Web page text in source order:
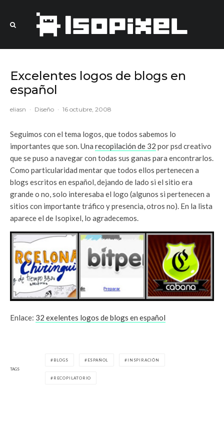
Excelentes logos de blogs en
español
eliasn · Diseño · 16 octubre, 2008
Seguimos con el tema logos, que todos sabemos lo
importantes que son. Una recopilación de 32 por psd creativo
que se puso a navegar con todas sus ganas para encontrarlos.
Como particularidad mentar que todos ellos pertenecen a
blogs escritos en español, dejando de lado si el sitio era
grande o no, solo interesaba el logo (algunos si pertenecen a
sitios con importante tráfico y presencia, otros no). En la lista
aparece el de Isopixel, lo agradecemos.
Enlace: 32 exelentes logos de blogs en español
TAGS
BLOGS ESPAÑOL INSPIRACIÓN
RECOPILATORIO